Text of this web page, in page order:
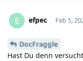
E efpec Feb 5,
DocFraggle
Hast Du denn